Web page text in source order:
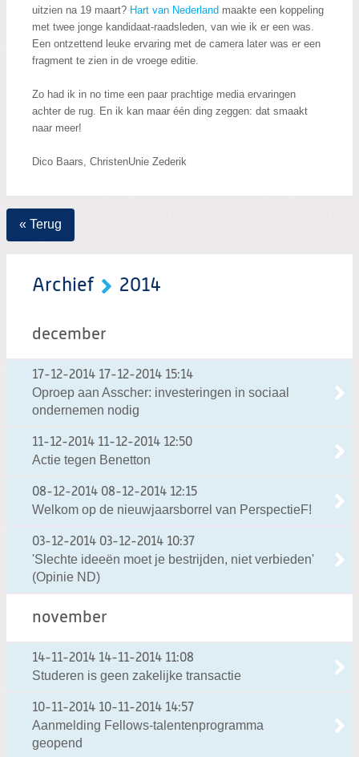
uitzien na 19 maart? Hart van Nederland maakte een koppeling
met twee jonge kandidaat-raadsleden, van wie ik er een was.
Een ontzettend leuke ervaring met de camera later was er een
fragment te zien in de vroege editie.
Zo had ik in no time een paar prachtige media ervaringen
achter de rug. En ik kan maar één ding zeggen: dat smaakt
naar meer!
Dico Baars, ChristenUnie Zederik
« Terug
Archief 2014
december
17-12-2014 17-12-2014 15:14
Oproep aan Asscher: investeringen in sociaal
ondernemen nodig
11-12-2014 11-12-2014 12:50
Actie tegen Benetton
08-12-2014 08-12-2014 12:15
Welkom op de nieuwjaarsborrel van PerspectieF!
03-12-2014 03-12-2014 10:37
'Slechte ideeën moet je bestrijden, niet verbieden'
(Opinie ND)
november
14-11-2014 14-11-2014 11:08
Studeren is geen zakelijke transactie
10-11-2014 10-11-2014 14:57
Aanmelding Fellows-talentenprogramma
geopend